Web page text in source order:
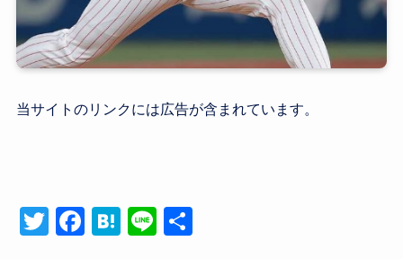
当サイトのリンクには広告が含まれています。
T
F
H
Li